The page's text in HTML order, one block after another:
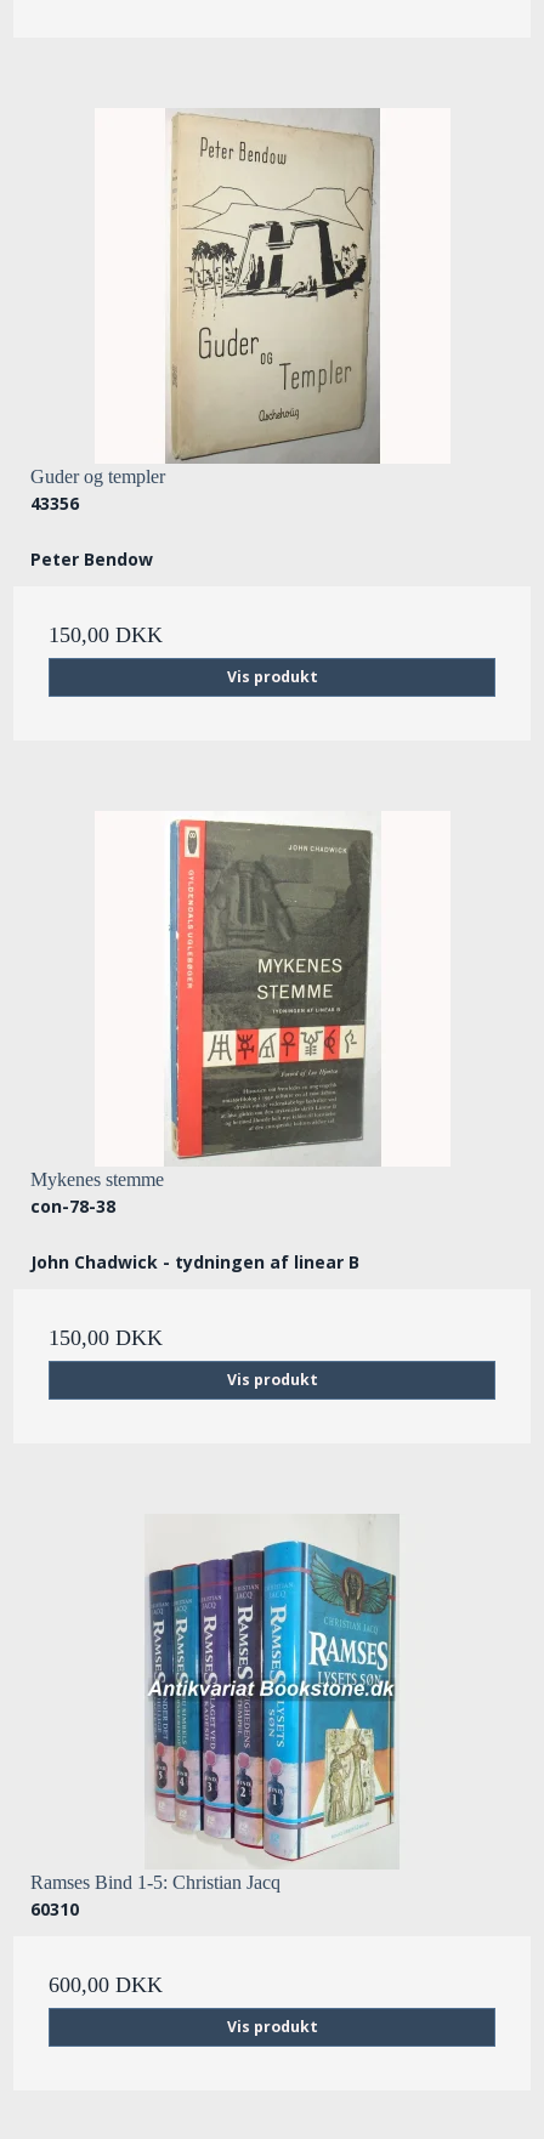
Guder og templer
43356
Peter Bendow
150,00 DKK
Vis produkt
Mykenes stemme
con-78-38
John Chadwick - tydningen af linear B
150,00 DKK
Vis produkt
Ramses Bind 1-5: Christian Jacq
60310
600,00 DKK
Vis produkt